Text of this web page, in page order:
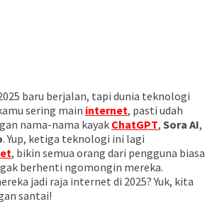
baru berjalan, tapi dunia teknologi
sering main internet, pasti udah
nama-nama kayak ChatGPT, Sora AI,
. Yup, ketiga teknologi ini lagi
, bikin semua orang dari pengguna biasa
berhenti ngomongin mereka.
jadi raja internet di 2025? Yuk, kita
santai!